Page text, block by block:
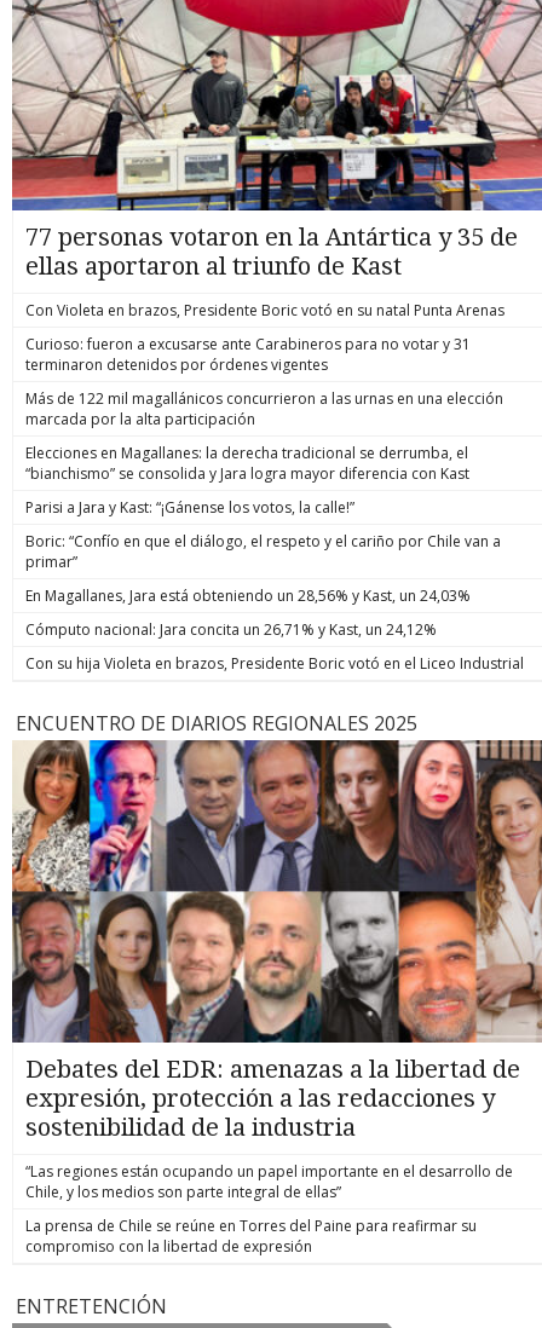
77 personas votaron en la Antártica y 35 de
ellas aportaron al triunfo de Kast
Con Violeta en brazos, Presidente Boric votó en su natal Punta Arenas
Curioso: fueron a excusarse ante Carabineros para no votar y 31
terminaron detenidos por órdenes vigentes
Más de 122 mil magallánicos concurrieron a las urnas en una elección
marcada por la alta participación
Elecciones en Magallanes: la derecha tradicional se derrumba, el
“bianchismo” se consolida y Jara logra mayor diferencia con Kast
Parisi a Jara y Kast: “¡Gánense los votos, la calle!”
Boric: “Confío en que el diálogo, el respeto y el cariño por Chile van a
primar”
En Magallanes, Jara está obteniendo un 28,56% y Kast, un 24,03%
Cómputo nacional: Jara concita un 26,71% y Kast, un 24,12%
Con su hija Violeta en brazos, Presidente Boric votó en el Liceo Industrial
ENCUENTRO DE DIARIOS REGIONALES 2025
Debates del EDR: amenazas a la libertad de
expresión, protección a las redacciones y
sostenibilidad de la industria
“Las regiones están ocupando un papel importante en el desarrollo de
Chile, y los medios son parte integral de ellas”
La prensa de Chile se reúne en Torres del Paine para reafirmar su
compromiso con la libertad de expresión
ENTRETENCIÓN